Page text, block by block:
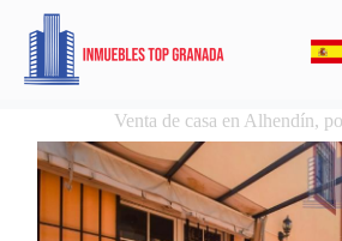
Venta de casa en Alhendín,